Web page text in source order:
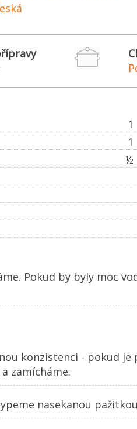
1
1
½
Pokud by byly moc
konzistenci - pokud je
zamícháme.
nasekanou